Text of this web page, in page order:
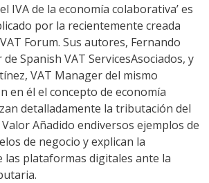
IVA de la economía colaborativa’ es
por la recientemente creada
Forum. Sus autores, Fernando
de Spanish VAT ServicesAsociados, y
VAT Manager del mismo
en él el concepto de economía
detalladamente la tributación del
Añadido endiversos ejemplos de
de negocio y explican la
las plataformas digitales ante la